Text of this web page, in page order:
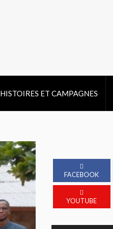
HISTOIRES ET CAMPAGNES
FACEBOOK
YOUTUBE